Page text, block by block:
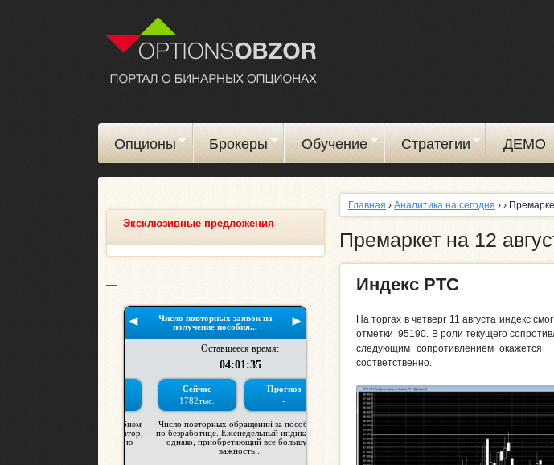
Опционы Брокеры Обучение Стратегии ДЕМО
Главная › Аналитика на сегодня › ›
Премаркет на 12
Индекс РТС
На торгах в четверг 11 августа индекс
отметки 95190. В роли текущего
следующим сопротивлением
соответственно.
Эксклюзивные предложения